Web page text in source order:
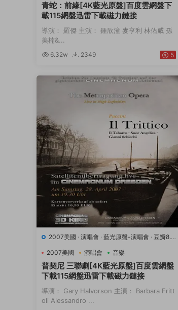
青蛇：前緣[4K藍光原盤]百度雲網盤下
載115網盤迅雷下載磁力鏈接
導演： 羅傑 主演： 鍾欣潼 麥亨利 林佑威 孫
美楠&...
6.32w 2349 5
2007美國 · 演唱會 · 藍光原盤-演唱會 · 豆瓣8.9
2007美國
演唱會 音樂
普契尼 三聯劇[4K藍光原盤]百度雲網盤
下載115網盤迅雷下載磁力鏈接
導演： Gary Halvorson 主演： Barbara Fritt
oli Alessandro ...